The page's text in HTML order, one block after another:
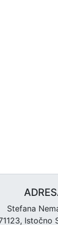
Stefana
Istočno